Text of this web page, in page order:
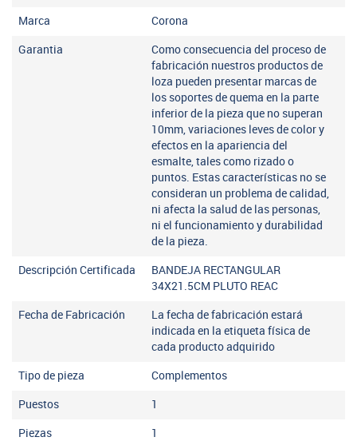
Marca Corona
Garantia
Como consecuencia del proceso de
fabricación nuestros productos de
loza pueden presentar marcas de
los soportes de quema en la parte
inferior de la pieza que no superan
10mm, variaciones leves de color y
efectos en la apariencia del
esmalte, tales como rizado o
puntos. Estas características no se
consideran un problema de calidad,
ni afecta la salud de las personas,
ni el funcionamiento y durabilidad
de la pieza.
Descripción Certificada
BANDEJA RECTANGULAR
34X21.5CM PLUTO REAC
Fecha de Fabricación
La fecha de fabricación estará
indicada en la etiqueta física de
cada producto adquirido
Tipo de pieza Complementos
Puestos 1
Piezas 1